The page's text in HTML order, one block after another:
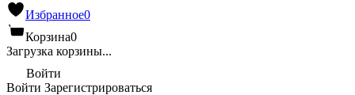
Избранное0
Корзина0
Загрузка корзины...
Войти
Войти Зарегистрироваться